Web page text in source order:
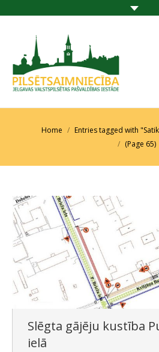
PAR MUMS
DARBĪBAS
PAKALPOJUMI
KONTAKTI
SAZIŅA
You are here:
Home
Entries tagged with
(Page 65)
Slēgta gājēju kustība
ielā